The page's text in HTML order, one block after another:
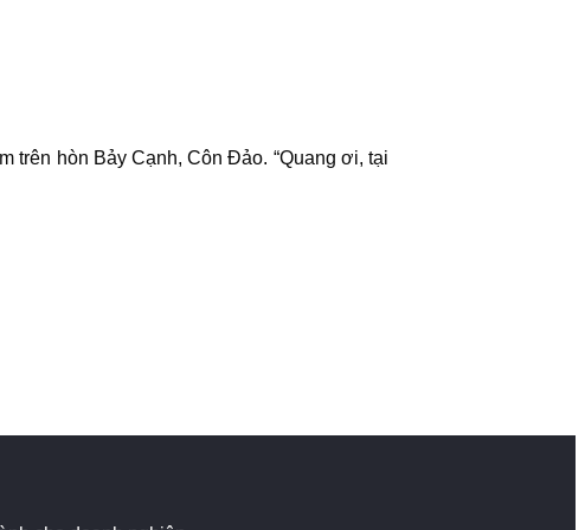
trên hòn Bảy Cạnh, Côn Đảo. “Quang ơi, tại